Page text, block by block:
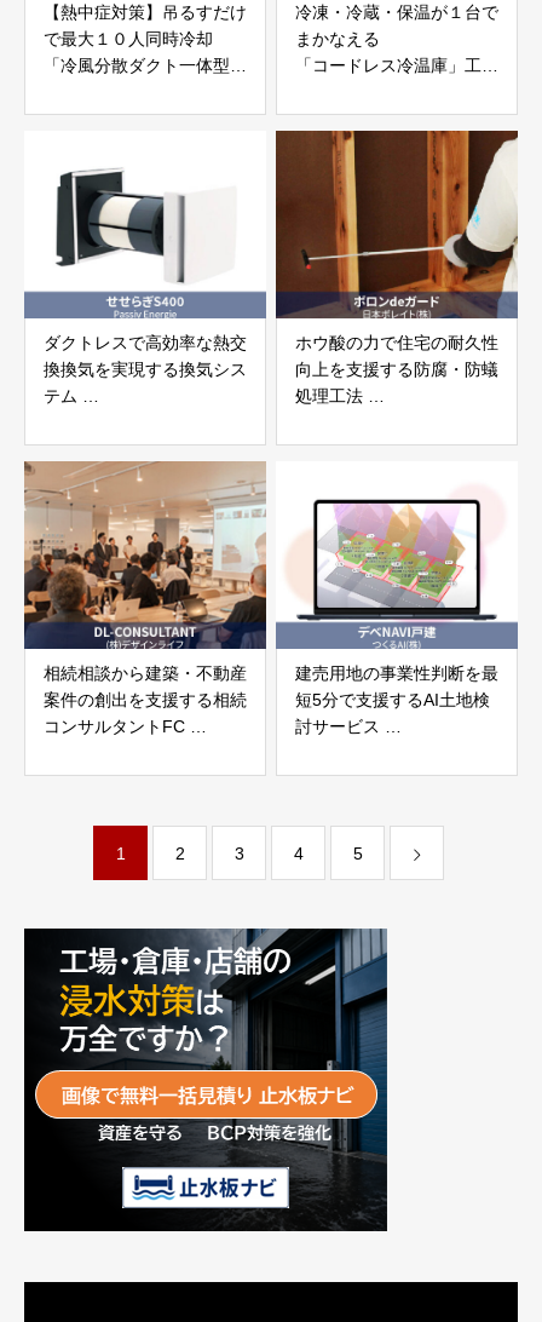
【熱中症対策】吊るすだけ
で最大１０人同時冷却
「冷風分散ダクト一体型ス
三協エアテック株式会社
冷凍・冷蔵・保温が１台で
まかなえる
「コードレス冷温庫」工機
株式会社
ダクトレスで高効率な熱交
換換気を実現する換気シス
テム
ブエネルギージャパン株式
会社
ホウ酸の力で住宅の耐久性
向上を支援する防腐・防蟻
処理工法
ボレイト株式会社
相続相談から建築・不動産
案件の創出を支援する相続
コンサルタントFC
式会社デザインライフ
建売用地の事業性判断を最
短5分で支援するAI土地検
討サービス
AI株式会社
1 2 3 4 5